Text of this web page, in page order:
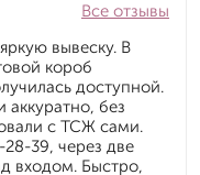
Все отзывы
вывеску. В
короб
доступной.
аккуратно, без
с ТСЖ сами.
39, через две
входом. Быстро,